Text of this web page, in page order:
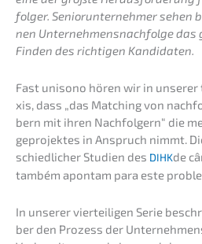
fol­ger. Senior­un­ter­neh­mer sehen
nen Unternehmens­nachfolge das
Finden des richti­gen Kandidaten.
Fast uniso­no hören wir in
xis, dass „das Matching von
bern mit ihren Nachfol­gern“ die
ge­pro­jek­tes in Anspruch nimmt.
schied­li­cher Studi­en des DIHKde
também apontam para este
In unserer viertei­li­gen Serie
ber den Prozess der